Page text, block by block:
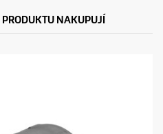
NAKUPUJÍ